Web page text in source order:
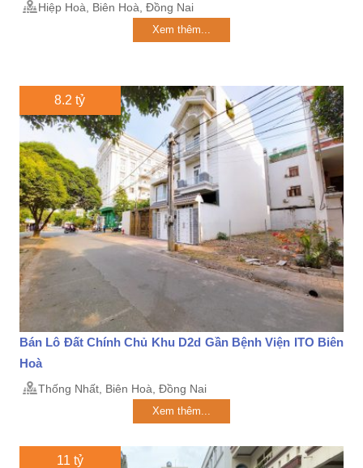
Hiệp Hoà, Biên Hoà, Đồng Nai
Xem thêm...
8.2 tỷ
Bán Lô Đất Chính Chủ Khu D2d Gần Bệnh Viện ITO Biên
Hoà
Thống Nhất, Biên Hoà, Đồng Nai
Xem thêm...
11 tỷ